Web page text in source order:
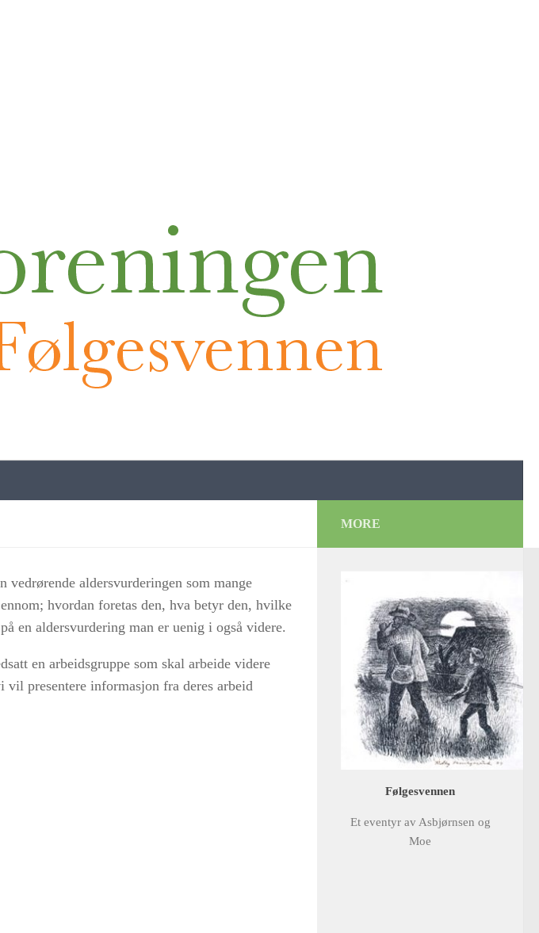
vedrørende aldersvurderingen som mange
hvordan foretas den, hva betyr den, hvilke
en aldersvurdering man er uenig i også videre.
en arbeidsgruppe som skal arbeide videre
vil presentere informasjon fra deres arbeid
MORE
Følgesvennen
Et eventyr av Asbjørnsen og
Moe